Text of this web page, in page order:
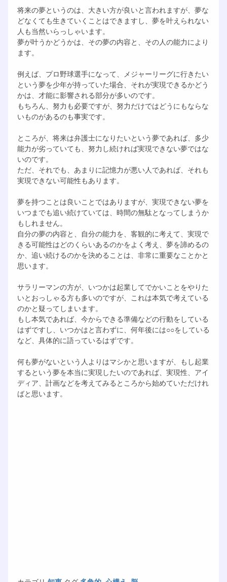
将来の夢というのは、大きい方が良いと言われますが、夢な
どなくても生きていくことはできますし、夢を叶えられない
人も当然いらっしゃいます。
夢が叶うかどうかは、その夢の内容と、その人の能力により
ます。
例えば、プロ野球選手になって、メジャーリーグに行きたい
という夢を少年が持っていた場合、それが実現できるかどう
かは、才能に影響される部分が多いのです。
もちろん、努力も必要ですが、努力だけではどうにもならな
いものがあるのも事実です。
ところが、将来は弁護士になりたいという夢であれば、多少
能力が劣っていても、努力し続ければ実現できない夢ではな
いのです。
ただ、それでも、あまりに記憶力が悪い人であれば、それも
実現できない可能性もあります。
夢を持つことは良いことではありますが、実現できない夢を
いつまでも追い続けていては、時間の無駄となってしまうか
もしれません。
自分の夢の内容と、自分の能力を、客観的に考えて、実現で
きる可能性はどのくらいあるのかをよく考え、夢を諦めるの
か、追い続けるのかを決めることは、非常に重要なことかと
思います。
サラリーマンの方が、いつかは起業してでかいことをやりた
いとおっしゃる方も多いのですが、これは本気で考えている
のかと疑ってしまいます。
もし本気であれば、今からできる準備などの行動をしている
はずですし、いつかはと言わずに、何年後には○○をしている
など、具体的に語っているはずです。
何も夢がないという人よりはマシかと思いますが、もし起業
するという夢を本当に実現したいのであれば、実現性、アイ
ディア、計画などを考えてみるところから始めていただけれ
ばと思います。